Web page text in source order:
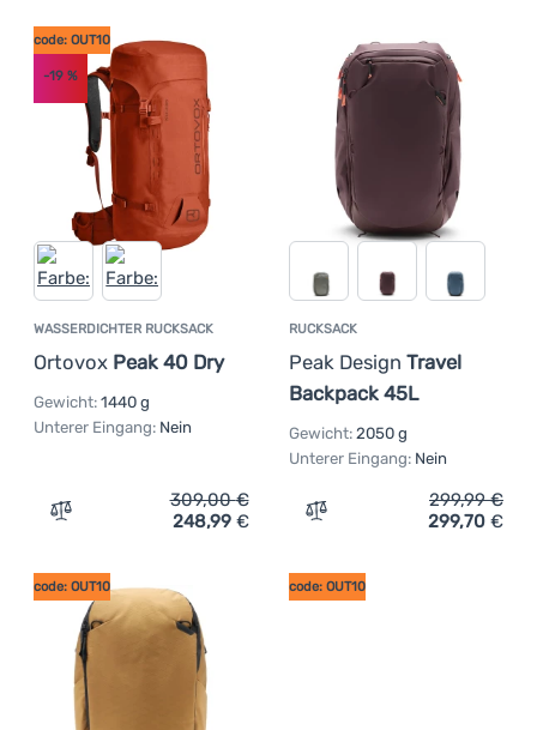
WASSERDICHTER RUCKSACK
Ortovox Peak 40 Dry
code: OUT10
-19 %
Gewicht: 1440 g
Unterer Eingang: Nein
Zum Vergleich 'Wasserdichter Rucksack Ortovox Peak
309,00€
248,99 €
RUCKSACK
Peak Design Travel
Backpack 45L
Gewicht: 2050 g
Unterer Eingang: Nein
Zum Vergleich 'Rucksack
299,99€
299,70 €
code: OUT10 code: OUT10